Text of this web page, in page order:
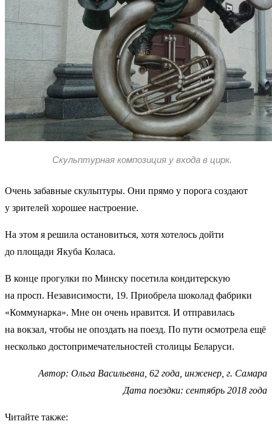
Скульптурная композиция у входа в цирк.
Очень забавные скульптуры. Они прямо у порога создают
у зрителей хорошее настроение.
На этом я решила остановиться, хотя хотелось дойти
до площади Якуба Коласа.
В конце прогулки по Минску посетила кондитерскую
на просп. Независимости, 19. Приобрела шоколад фабрики
«Коммунарка». Мне он очень нравится. И отправилась
на вокзал, чтобы не опоздать на поезд. По пути осмотрела ещё
несколько достопримечательностей столицы Беларуси.
Автор: Ольга Васильевна, 62 года, инженер, г. Самара
Дата поездки: сентябрь 2018 года
Читайте также: